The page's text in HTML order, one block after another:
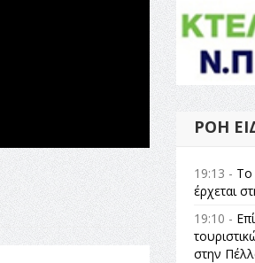
ΡΟΉ
19:13 - Το
έρχεται
19:10 -
στην